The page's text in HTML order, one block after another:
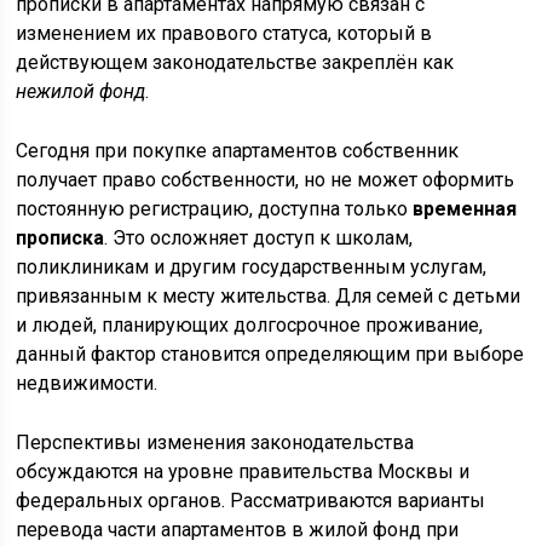
изменением их правового статуса, который в
действующем законодательстве закреплён как
нежилой фонд.
Сегодня при покупке апартаментов собственник
получает право собственности, но не может оформить
постоянную регистрацию, доступна только временная
прописка. Это осложняет доступ к школам,
поликлиникам и другим государственным услугам,
привязанным к месту жительства. Для семей с детьми
и людей, планирующих долгосрочное проживание,
данный фактор становится определяющим при выборе
недвижимости.
Перспективы изменения законодательства
обсуждаются на уровне правительства Москвы и
федеральных органов. Рассматриваются варианты
перевода части апартаментов в жилой фонд при